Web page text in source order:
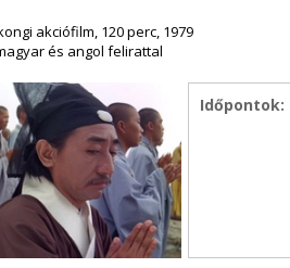
akciófilm, 120 perc, 1979
és angol felirattal
Időpontok: